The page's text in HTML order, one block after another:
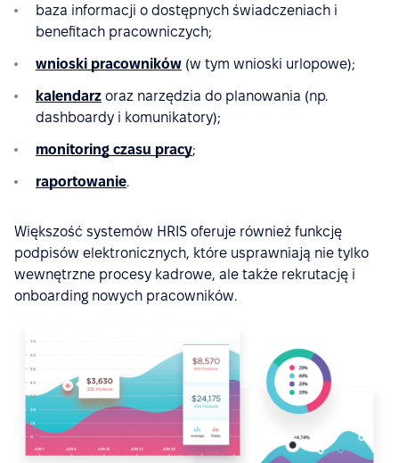
baza informacji o dostępnych świadczeniach i
benefitach pracowniczych;
wnioski pracowników (w tym wnioski urlopowe);
kalendarz oraz narzędzia do planowania (np.
dashboardy i komunikatory);
monitoring czasu pracy;
raportowanie.
Większość systemów HRIS oferuje również funkcję
podpisów elektronicznych, które usprawniają nie tylko
wewnętrzne procesy kadrowe, ale także rekrutację i
onboarding nowych pracowników.